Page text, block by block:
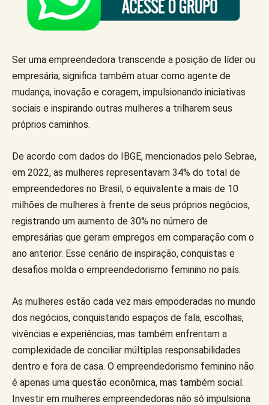
Ser uma empreendedora transcende a posição de líder ou
empresária; significa também atuar como agente de
mudança, inovação e coragem, impulsionando iniciativas
sociais e inspirando outras mulheres a trilharem seus
próprios caminhos.
De acordo com dados do IBGE, mencionados pelo Sebrae,
em 2022, as mulheres representavam 34% do total de
empreendedores no Brasil, o equivalente a mais de 10
milhões de mulheres à frente de seus próprios negócios,
registrando um aumento de 30% no número de
empresárias que geram empregos em comparação com o
ano anterior. Esse cenário de inspiração, conquistas e
desafios molda o empreendedorismo feminino no país.
As mulheres estão cada vez mais empoderadas no mundo
dos negócios, conquistando espaços de fala, escolhas,
vivências e experiências, mas também enfrentam a
complexidade de conciliar múltiplas responsabilidades
dentro e fora de casa. O empreendedorismo feminino não
é apenas uma questão econômica, mas também social.
Investir em mulheres empreendedoras não só impulsiona